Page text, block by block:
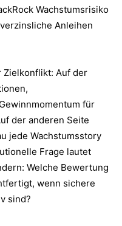
Wachstumsrisiko
Anleihen
Zielkonflikt: Auf der
für
der anderen Seite
jede Wachstumsstory
Frage lautet
Welche Bewertung
wenn sichere
sind?